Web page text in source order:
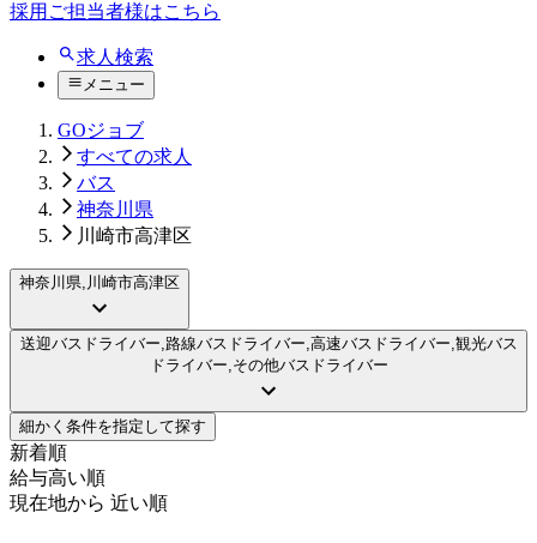
採用ご担当者様はこちら
求人検索
メニュー
GOジョブ
すべての求人
バス
神奈川県
川崎市高津区
神奈川県,川崎市高津区
送迎バスドライバー,路線バスドライバー,高速バスドライバー,観光バス
ドライバー,その他バスドライバー
細かく条件を指定して探す
新着順
給与高い順
現在地から 近い順